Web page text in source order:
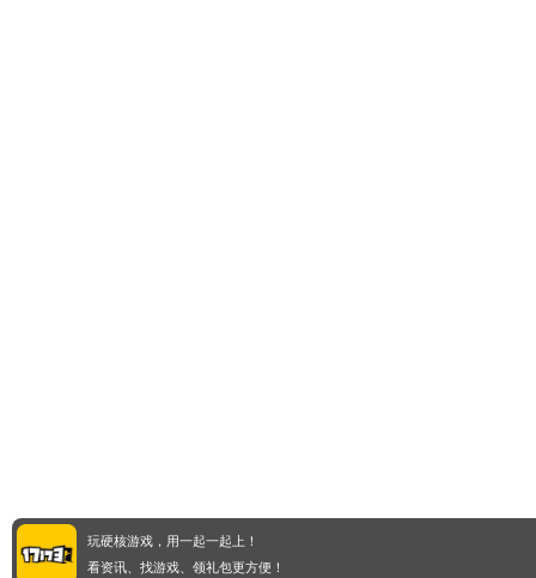
玩硬核游戏，用一起一起上！
看资讯、找游戏、领礼包更方便！